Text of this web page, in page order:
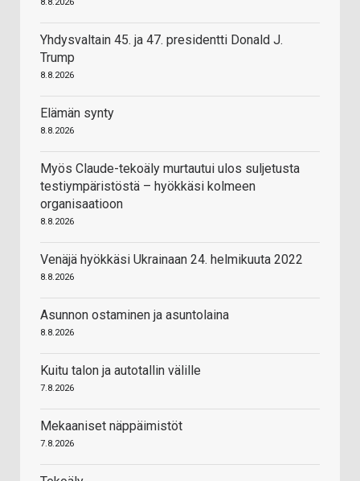
Yhdysvaltain 45. ja 47. presidentti Donald J.
Trump
8.8.2026
Elämän synty
8.8.2026
Myös Claude-tekoäly murtautui ulos suljetusta
testiympäristöstä – hyökkäsi kolmeen
organisaatioon
8.8.2026
Venäjä hyökkäsi Ukrainaan 24. helmikuuta 2022
8.8.2026
Asunnon ostaminen ja asuntolaina
8.8.2026
Kuitu talon ja autotallin välille
7.8.2026
Mekaaniset näppäimistöt
7.8.2026